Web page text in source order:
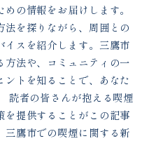
の情報をお届けします。
を探りながら、周囲との
スを紹介します。三鷹市
方法や、コミュニティの一
ントを知ることで、あなた
読者の皆さんが抱える喫煙
を提供することがこの記事
三鷹市での喫煙に関する新